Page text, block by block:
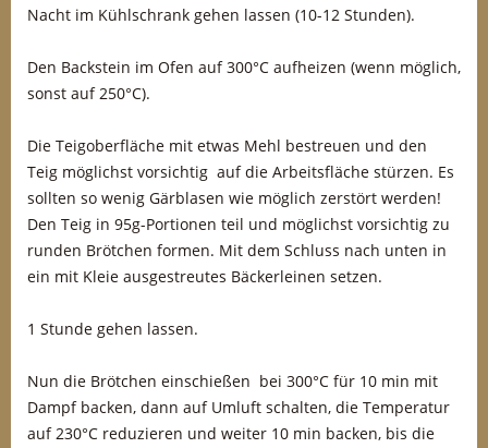
Nacht im Kühlschrank gehen lassen (10-12 Stunden).
Den Backstein im Ofen auf 300°C aufheizen (wenn möglich,
sonst auf 250°C).
Die Teigoberfläche mit etwas Mehl bestreuen und den
Teig möglichst vorsichtig auf die Arbeitsfläche stürzen. Es
sollten so wenig Gärblasen wie möglich zerstört werden!
Den Teig in 95g-Portionen teil und möglichst vorsichtig zu
runden Brötchen formen. Mit dem Schluss nach unten in
ein mit Kleie ausgestreutes Bäckerleinen setzen.
1 Stunde gehen lassen.
Nun die Brötchen einschießen bei 300°C für 10 min mit
Dampf backen, dann auf Umluft schalten, die Temperatur
auf 230°C reduzieren und weiter 10 min backen, bis die